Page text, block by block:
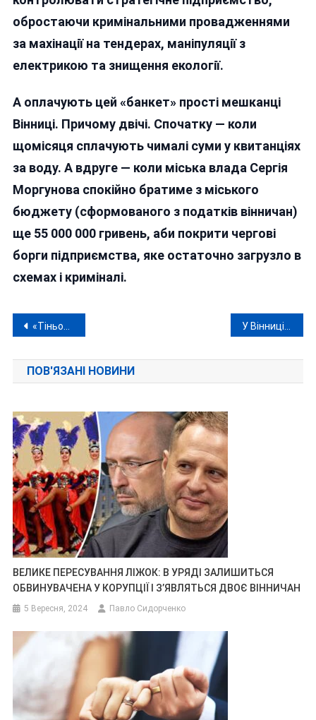
обростаючи кримінальними провадженнями
за махінації на тендерах, маніпуляції з
електрикою та знищення екології.
А оплачують цей «банкет» прості мешканці
Вінниці. Причому двічі. Спочатку — коли
щомісяця сплачують чималі суми у квитанціях
за воду. А вдруге — коли міська влада Сергія
Моргунова спокійно братиме з міського
бюджету (сформованого з податків вінничан)
ще 55 000 000 гривень, аби покрити чергові
борги підприємства, яке остаточно загрузло в
схемах і криміналі.
Навігація
записів
«Тіньовий сервісний центр»: на Вінниччині та ще у чотирьох областях викрили схему махінацій з авто
ПОВ'ЯЗАНІ НОВИНИ
ВЕЛИКЕ ПЕРЕСУВАННЯ ЛІЖОК: В УРЯДІ ЗАЛИШИТЬСЯ
ОБВИНУВАЧЕНА У КОРУПЦІЇ І З’ЯВЛЯТЬСЯ ДВОЄ ВІННИЧАН
5 Вересня, 2024 Павло Сидорченко